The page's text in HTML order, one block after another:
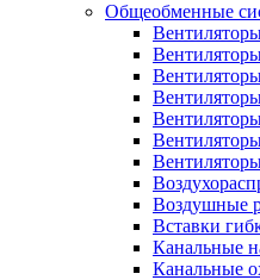
Общеобменные
Воздушные
Вставки
Канальные
Канальные